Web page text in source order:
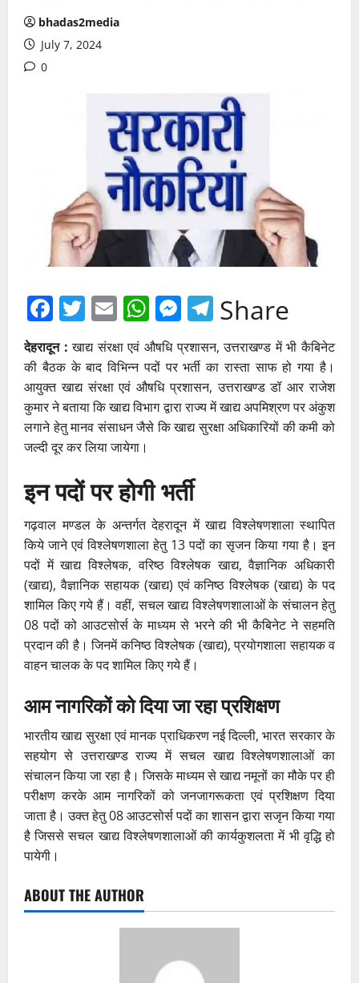
bhadas2media
July 7, 2024
0
Facebook
Twitter
EmailWhatsApp
Messenger
Telegram
Share
देहरादून : खाद्य संरक्षा एवं औषधि प्रशासन, उत्तराखण्ड में भी कैबिनेट
की बैठक के बाद विभिन्न पदों पर भर्ती का रास्ता साफ हो गया है।
आयुक्त खाद्य संरक्षा एवं औषधि प्रशासन, उत्तराखण्ड डॉ आर राजेश
कुमार ने बताया कि खाद्य विभाग द्वारा राज्य में खाद्य अपमिश्रण पर अंकुश
लगाने हेतु मानव संसाधन जैसे कि खाद्य सुरक्षा अधिकारियों की कमी को
जल्दी दूर कर लिया जायेगा।
इन पदों पर होगी भर्ती
गढ़वाल मण्डल के अन्तर्गत देहरादून में खाद्य विश्लेषणशाला स्थापित
किये जाने एवं विश्लेषणशाला हेतु 13 पदों का सृजन किया गया है। इन
पदों में खाद्य विश्लेषक, वरिष्ठ विश्लेषक खाद्य, वैज्ञानिक अधिकारी
(खाद्य), वैज्ञानिक सहायक (खाद्य) एवं कनिष्ठ विश्लेषक (खाद्य) के पद
शामिल किए गये हैं। वहीं, सचल खाद्य विश्लेषणशालाओं के संचालन हेतु
08 पदों को आउटसोर्स के माध्यम से भरने की भी कैबिनेट ने सहमति
प्रदान की है। जिनमें कनिष्ठ विश्लेषक (खाद्य), प्रयोगशाला सहायक व
वाहन चालक के पद शामिल किए गये हैं।
आम नागरिकों को दिया जा रहा प्रशिक्षण
भारतीय खाद्य सुरक्षा एवं मानक प्राधिकरण नई दिल्ली, भारत सरकार के
सहयोग से उत्तराखण्ड राज्य में सचल खाद्य विश्लेषणशालाओं का
संचालन किया जा रहा है। जिसके माध्यम से खाद्य नमूनों का मौके पर ही
परीक्षण करके आम नागरिकों को जनजागरूकता एवं प्रशिक्षण दिया
जाता है। उक्त हेतु 08 आउटसोर्स पदों का शासन द्वारा सजृन किया गया
है जिससे सचल खाद्य विश्लेषणशालाओं की कार्यकुशलता में भी वृद्धि हो
पायेगी।
ABOUT THE AUTHOR